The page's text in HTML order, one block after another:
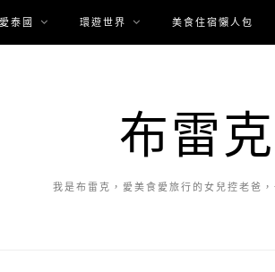
泰國 環遊世界 美食住宿懶人包
布雷
我是布雷克，愛美食愛旅行的女兒控老爸